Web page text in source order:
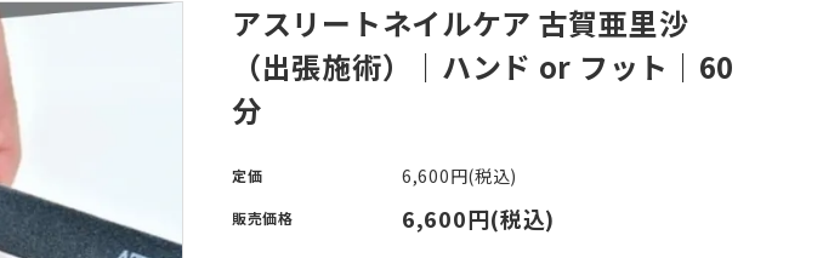
ささくれがある
爪が白い斑がある
その他スポーツ
アスリートネイルケア 古賀亜里沙
（出張施術）｜ハンド or フット｜60
分
定価 6,600円(税込)
販売価格 6,600円(税込)